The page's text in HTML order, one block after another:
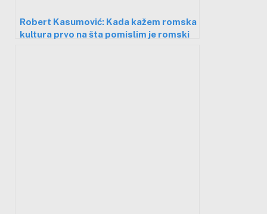
Robert Kasumović: Kada kažem romska
kultura prvo na šta pomislim je romski